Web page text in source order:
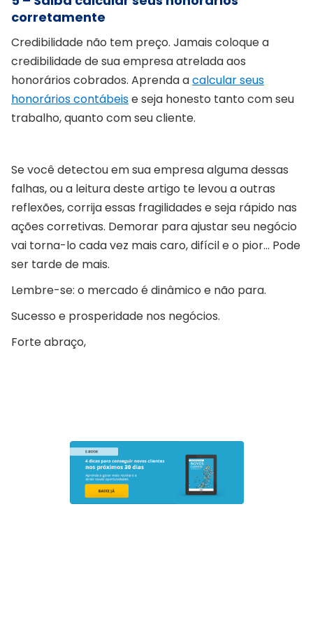
corretamente
Credibilidade não tem preço. Jamais coloque a
credibilidade de sua empresa atrelada aos
honorários cobrados. Aprenda acalcular seus
honorários contábeise seja honesto tanto com seu
trabalho, quanto com seu cliente.
Se você detectou em sua empresa alguma dessas
falhas, ou a leitura deste artigo te levou a outras
reflexões, corrija essas fragilidades e seja rápido nas
ações corretivas. Demorar para ajustar seu negócio
vai torna-lo cada vez mais caro, difícil e o pior… Pode
ser tarde de mais.
Lembre-se: o mercado é dinâmico e não para.
Sucesso e prosperidade nos negócios.
Forte abraço,